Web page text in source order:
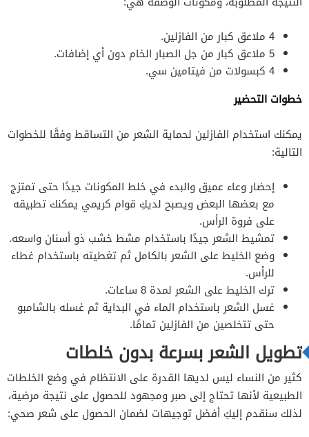
4 ملاعق كبار من الفازلين.
5 ملاعق كبار من جل الصبار الخام دون أي إضافات.
4 كبسولات من فيتامين سي.
خطوات التحضير
يمكنك استخدام الفازلين لحماية الشعر من التساقط وفقًا للخطوات
التالية:
إحضار وعاء عميق والبدء في خلط المكونات جيدًا حتى تمتزج
مع بعضها البعض ويصبح لديكِ قوام كريمي يمكنك تطبيقه
على فروة الرأس.
تمشيط الشعر جيدًا باستخدام مشط خشب ذو أسنان واسعه.
وضع الخليط على الشعر بالكامل ثم تغطيته باستخدام غطاء
للرأس.
ترك الخليط على الشعر لمدة 8 ساعات.
غسل الشعر باستخدام الماء في البداية ثم غسله بالشامبو
حتى تتخلصين من الفازلين تمامًا.
تطويل الشعر بسرعة بدون خلطات
كثير من النساء ليس لديها القدرة على الانتظام في وضع الخلطات
الطبيعية لأنها تحتاج إلى صبر ومجهود للحصول على نتيجة مرضية،
لذلك سنقدم إليكِ أفضل توجيهات لضمان الحصول على شعر صحي: